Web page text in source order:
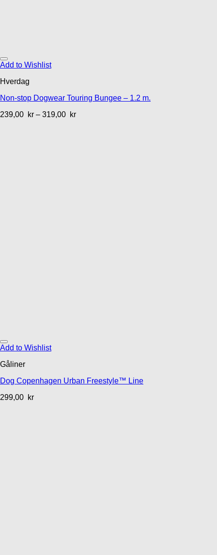
Add to Wishlist
Hverdag
Non-stop Dogwear Touring Bungee – 1.2 m.
239,00 kr – 319,00 kr
Add to Wishlist
Gåliner
Dog Copenhagen Urban Freestyle™ Line
299,00 kr